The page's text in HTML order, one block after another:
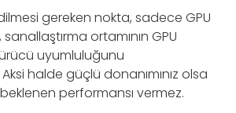
gereken nokta, sadece GPU
ortamının GPU
uyumluluğunu
halde güçlü donanımınız olsa
performansı vermez.